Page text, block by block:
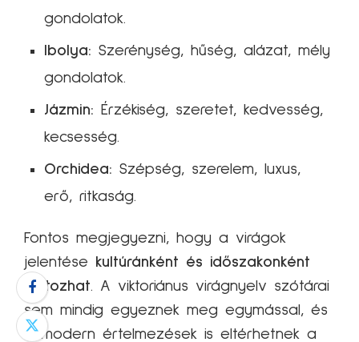
gondolatok.
Ibolya: Szerénység, hűség, alázat, mély
gondolatok.
Jázmin: Érzékiség, szeretet, kedvesség,
kecsesség.
Orchidea: Szépség, szerelem, luxus,
erő, ritkaság.
Fontos megjegyezni, hogy a virágok
jelentése kultúránként és időszakonként
változhat. A viktoriánus virágnyelv szótárai
sem mindig egyeznek meg egymással, és
a modern értelmezések is eltérhetnek a